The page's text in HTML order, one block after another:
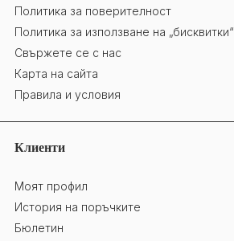
Политика за поверителност
Политика за използване на „бисквитки“
Свържете се с нас
Карта на сайта
Правила и условия
Клиенти
Моят профил
История на поръчките
Бюлетин